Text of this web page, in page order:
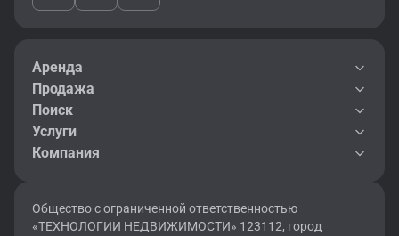
Аренда
Продажа
Поиск
Услуги
Компания
Общество с ограниченной ответственностью
«ТЕХНОЛОГИИ НЕДВИЖИМОСТИ» 123112, город